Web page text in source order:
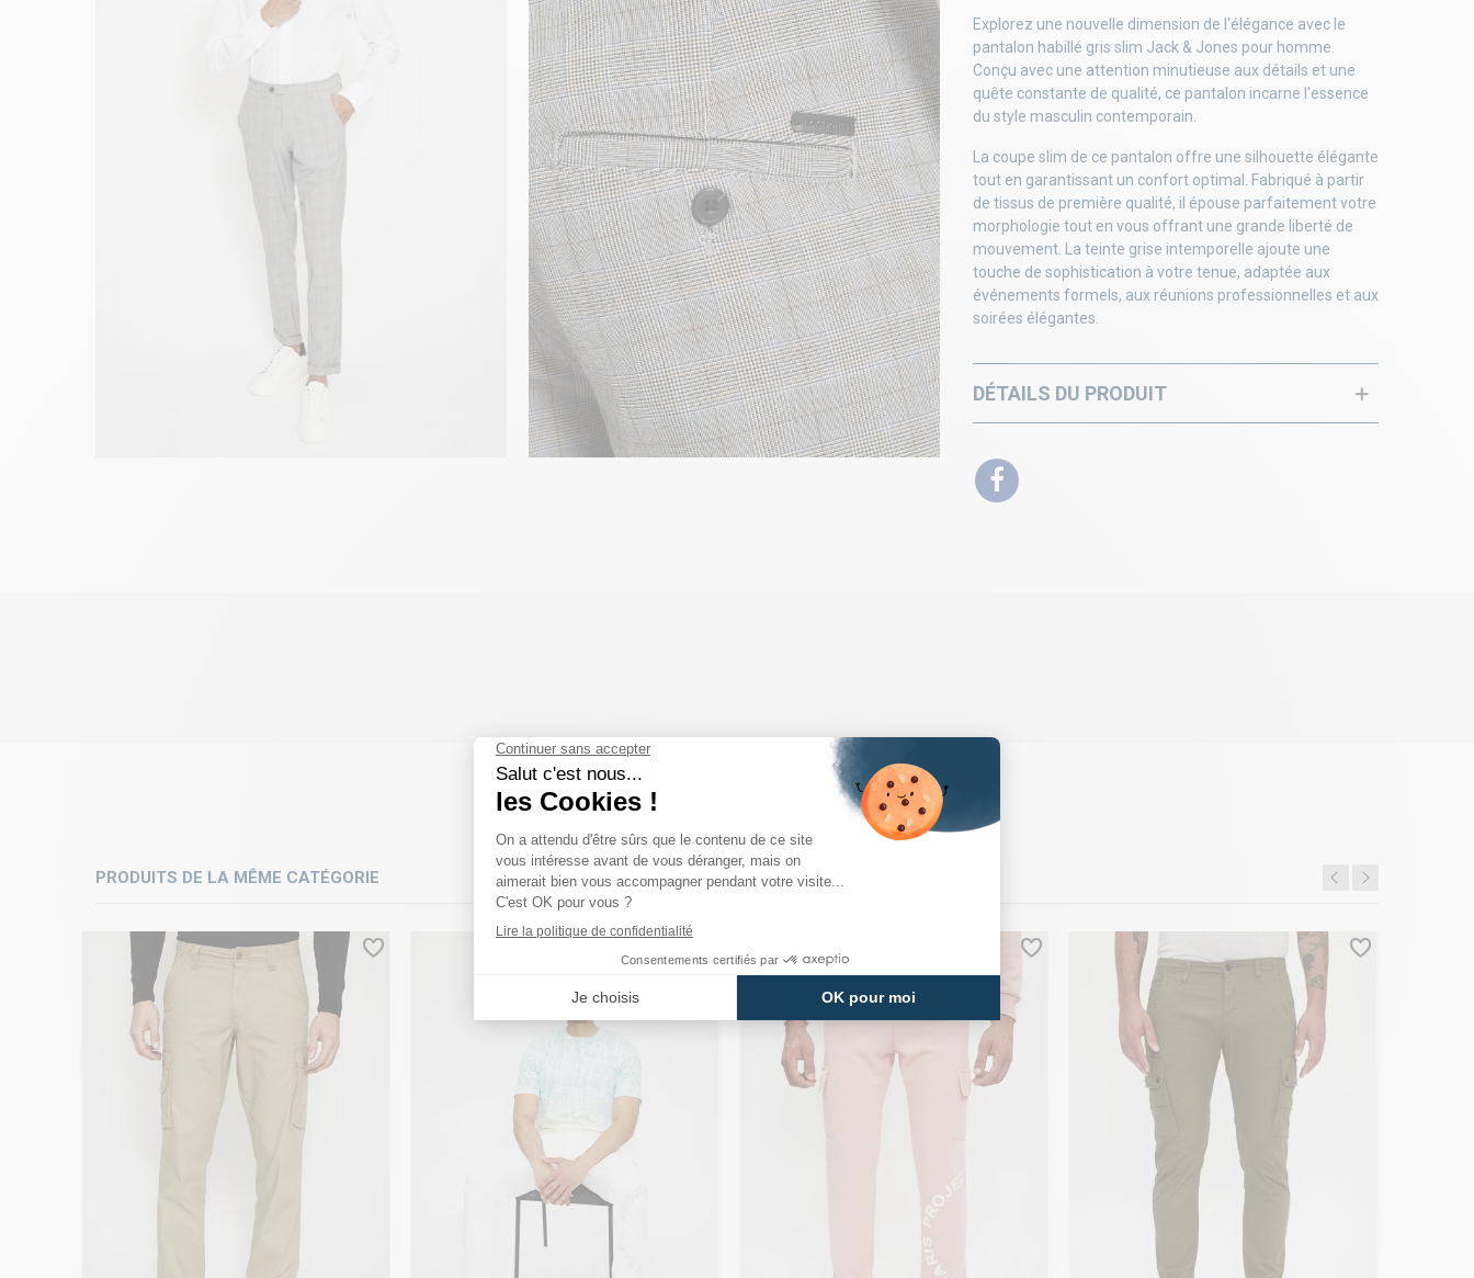
Explorez une nouvelle dimension de l'élégance avec le
pantalon habillé gris slim Jack & Jones pour homme.
Conçu avec une attention minutieuse aux détails et une
quête constante de qualité, ce pantalon incarne l'essence
du style masculin contemporain.
La coupe slim de ce pantalon offre une silhouette élégante
tout en garantissant un confort optimal. Fabriqué à partir
de tissus de première qualité, il épouse parfaitement votre
morphologie tout en vous offrant une grande liberté de
mouvement. La teinte grise intemporelle ajoute une
touche de sophistication à votre tenue, adaptée aux
événements formels, aux réunions professionnelles et aux
soirées élégantes.
DÉTAILS DU PRODUIT
PRODUITS DE LA MÊME CATÉGORIE